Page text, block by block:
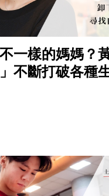
不一樣的媽媽？
」不斷打破各種